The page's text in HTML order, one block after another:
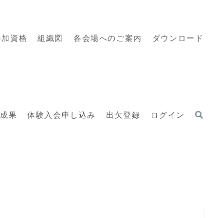
資格 組織図 各会場へのご案内 ダウンロード
果 体験入会申し込み 出欠登録 ログイン